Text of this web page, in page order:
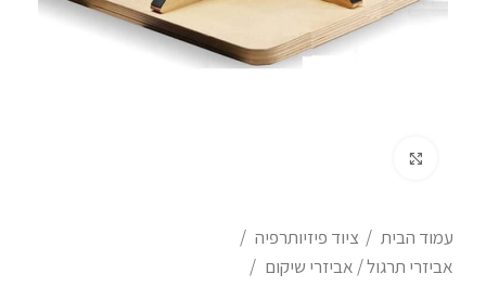
עמוד הבית
ציוד פיזיותרפיה
אביזרי תרגול / אביזרי שיקום